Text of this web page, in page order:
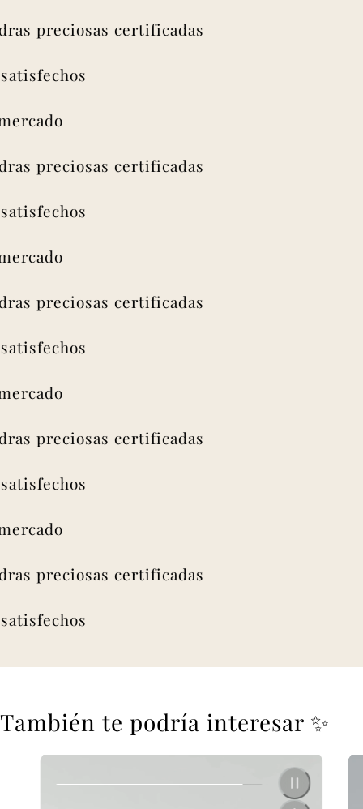
preciosas certificadas
preciosas certificadas
preciosas certificadas
preciosas certificadas
preciosas certificadas
También te podría interesar ✨